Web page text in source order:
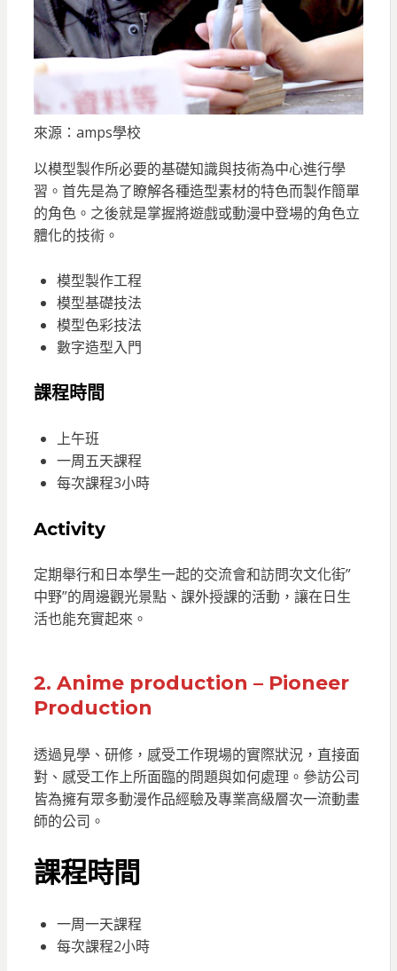
來源：amps學校
以模型製作所必要的基礎知識與技術為中心進行學
習。首先是為了瞭解各種造型素材的特色而製作簡單
的角色。之後就是掌握將遊戲或動漫中登場的角色立
體化的技術。
模型製作工程
模型基礎技法
模型色彩技法
數字造型入門
課程時間
上午班
一周五天課程
每次課程3小時
Activity
定期舉行和日本學生一起的交流會和訪問次文化街”
中野”的周邊觀光景點、課外授課的活動，讓在日生
活也能充實起來。
2. Anime production – Pioneer
Production
透過見學、研修，感受工作現場的實際狀況，直接面
對、感受工作上所面臨的問題與如何處理。參訪公司
皆為擁有眾多動漫作品經驗及專業高級層次一流動畫
師的公司。
課程時間
一周一天課程
每次課程2小時